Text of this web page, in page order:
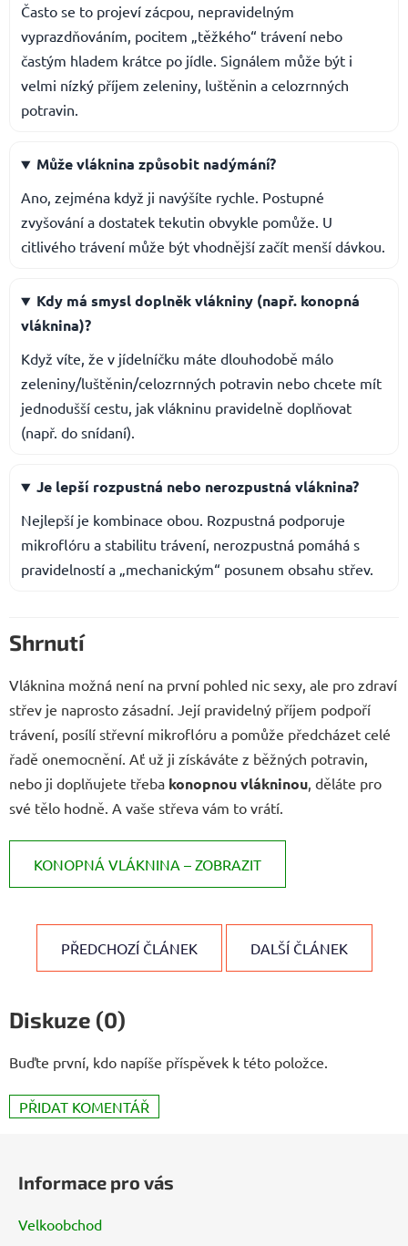
Často se to projeví zácpou, nepravidelným
vyprazdňováním, pocitem „těžkého“ trávení nebo
častým hladem krátce po jídle. Signálem může být i
velmi nízký příjem zeleniny, luštěnin a celozrnných
potravin.
Může vláknina způsobit nadýmání?
Ano, zejména když ji navýšíte rychle. Postupné
zvyšování a dostatek tekutin obvykle pomůže. U
citlivého trávení může být vhodnější začít menší dávkou.
Kdy má smysl doplněk vlákniny (např. konopná
vláknina)?
Když víte, že v jídelníčku máte dlouhodobě málo
zeleniny/luštěnin/celozrnných potravin nebo chcete mít
jednodušší cestu, jak vlákninu pravidelně doplňovat
(např. do snídaní).
Je lepší rozpustná nebo nerozpustná vláknina?
Nejlepší je kombinace obou. Rozpustná podporuje
mikroflóru a stabilitu trávení, nerozpustná pomáhá s
pravidelností a „mechanickým“ posunem obsahu střev.
Shrnutí
Vláknina možná není na první pohled nic sexy, ale pro zdraví
střev je naprosto zásadní. Její pravidelný příjem podpoří
trávení, posílí střevní mikroflóru a pomůže předcházet celé
řadě onemocnění. Ať už ji získáváte z běžných potravin,
nebo ji doplňujete třeba konopnou vlákninou, děláte pro
své tělo hodně. A vaše střeva vám to vrátí.
KONOPNÁ VLÁKNINA – ZOBRAZIT
PŘEDCHOZÍ ČLÁNEK DALŠÍ ČLÁNEK
Diskuze (0)
Buďte první, kdo napíše příspěvek k této položce.
PŘIDAT KOMENTÁŘ
Informace pro vás
Velkoobchod